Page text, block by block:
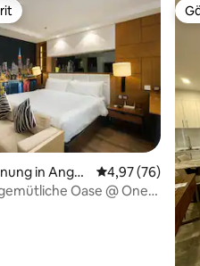
4,97 von 5, 33 Bewertungen
Favorit.
in Angel
4,97 (76)
Oase @ One